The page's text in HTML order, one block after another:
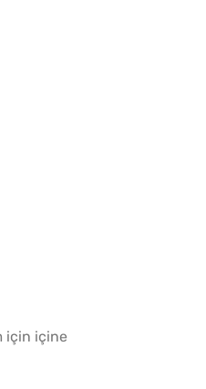
için içine